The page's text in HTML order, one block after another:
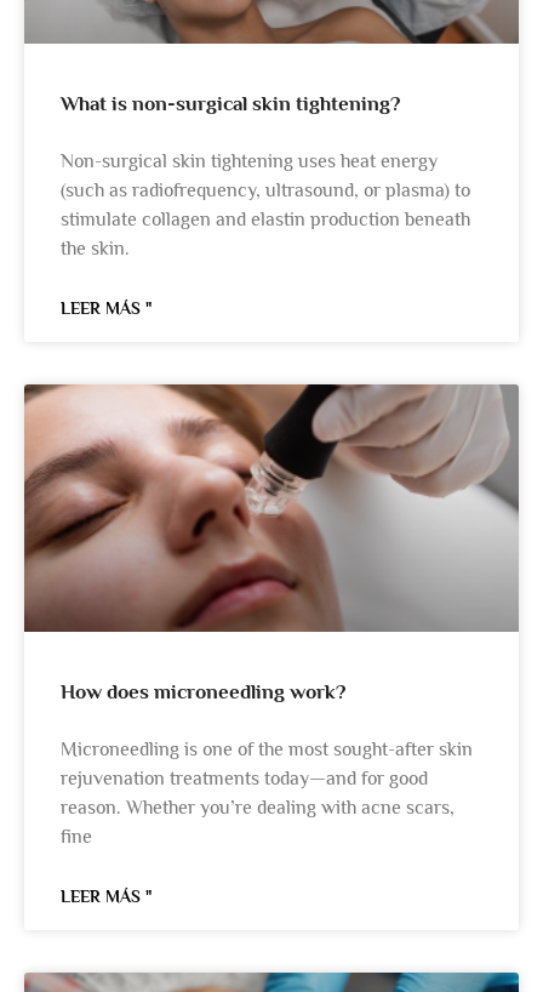
What is non-surgical skin tightening?
Non-surgical skin tightening uses heat energy
(such as radiofrequency, ultrasound, or plasma) to
stimulate collagen and elastin production beneath
the skin.
LEER MÁS "
How does microneedling work?
Microneedling is one of the most sought-after skin
rejuvenation treatments today—and for good
reason. Whether you’re dealing with acne scars,
fine
LEER MÁS "